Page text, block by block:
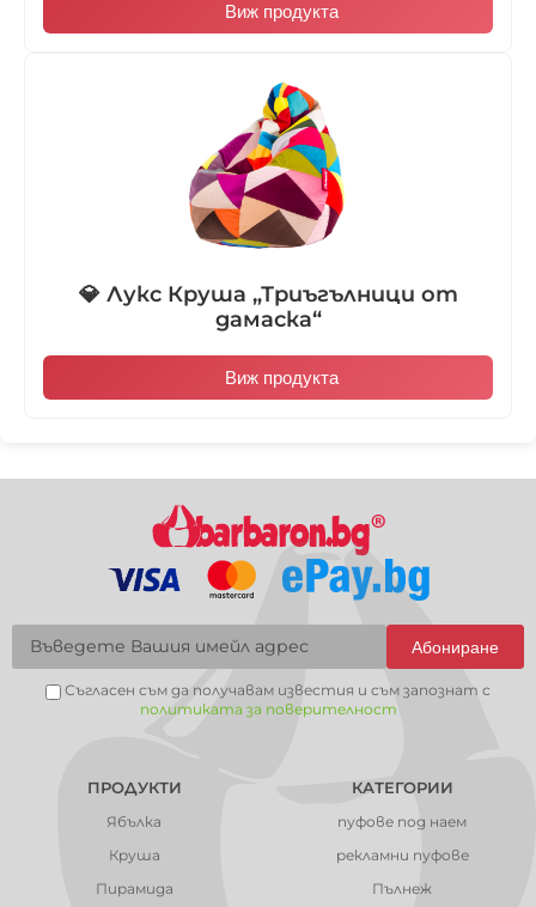
Виж продукта
💎 Лукс Круша „Триъгълници от
дамаска“
Виж продукта
Абониране
Съгласен съм да получавам известия и съм запознат с
политиката за поверителност
ПРОДУКТИ
Ябълка
Круша
Пирамида
КАТЕГОРИИ
пуфове под наем
рекламни пуфове
Пълнеж